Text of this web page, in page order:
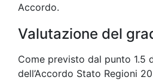
Accordo.
Valutazione del
Come previsto dal punto 1.5
dell’Accordo Stato Regioni